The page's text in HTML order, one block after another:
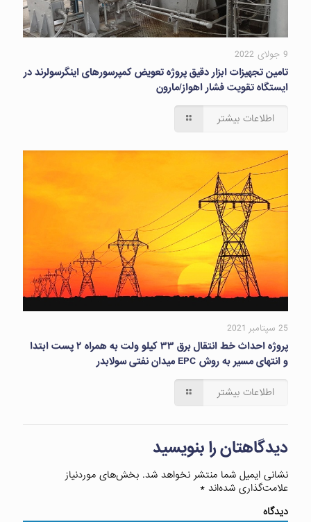
9 جولای 2022
تامین تجهیزات ابزار دقیق پروژه تعویض کمپرسورهای اینگرسولرند در
ایستگاه تقویت فشار اهواز/مارون
اطلاعات بیشتر
25 سپتامبر 2021
پروژه احداث خط انتقال برق ۳۳ کیلو ولت به همراه ۲ پست ابتدا
و انتهای مسیر به روش EPC میدان نفتی سولابدر
اطلاعات بیشتر
دیدگاهتان را بنویسید
نشانی ایمیل شما منتشر نخواهد شد. بخش‌های موردنیاز
علامت‌گذاری شده‌اند *
دیدگاه